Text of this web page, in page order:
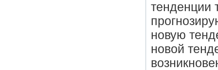
тенденции
новую
новой